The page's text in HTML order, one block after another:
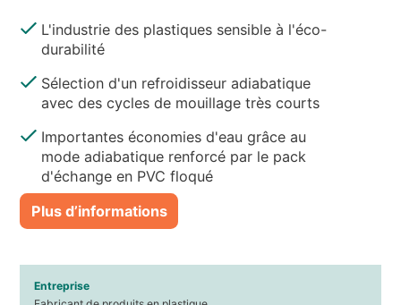
L'industrie des plastiques sensible à l'éco-
durabilité
Sélection d'un refroidisseur adiabatique
avec des cycles de mouillage très courts
Importantes économies d'eau grâce au
mode adiabatique renforcé par le pack
d'échange en PVC floqué
Plus d’informations
Entreprise